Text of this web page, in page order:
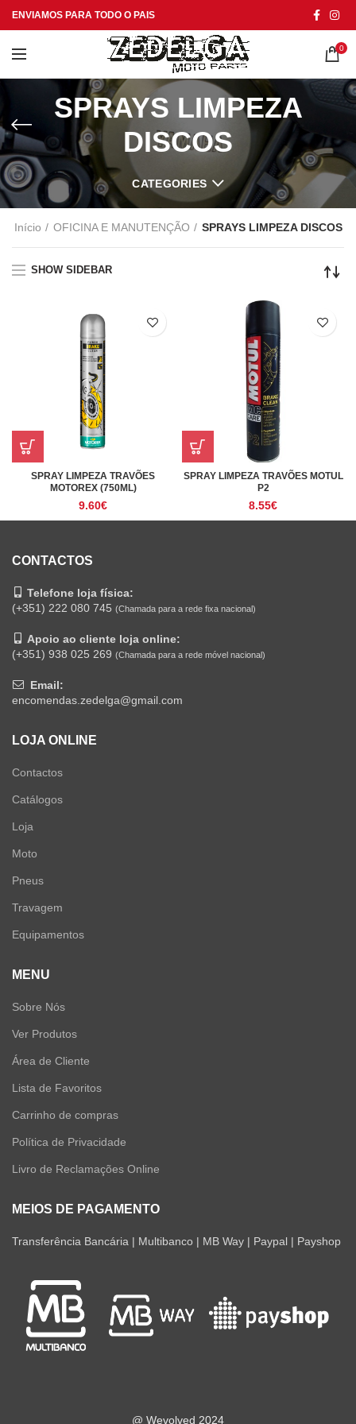
ENVIAMOS PARA TODO O PAIS
0
SPRAYS LIMPEZA
DISCOS
CATEGORIES
Início OFICINA E MANUTENÇÃO SPRAYS LIMPEZA DISCOS
SHOW SIDEBAR
SPRAY LIMPEZA TRAVÕES
MOTOREX (750ML)
9.60€
SPRAY LIMPEZA TRAVÕES MOTUL
P2
8.55€
CONTACTOS
Telefone loja física:
(+351) 222 080 745 (Chamada para a rede fixa nacional)
Apoio ao cliente loja online:
(+351) 938 025 269 (Chamada para a rede móvel nacional)
Email:
encomendas.zedelga@gmail.com
LOJA ONLINE
Contactos
Catálogos
Loja
Moto
Pneus
Travagem
Equipamentos
MENU
Sobre Nós
Ver Produtos
Área de Cliente
Lista de Favoritos
Carrinho de compras
Política de Privacidade
Livro de Reclamações Online
MEIOS DE PAGAMENTO
Transferência Bancária | Multibanco | MB Way | Paypal | Payshop
@ Wevolved 2024